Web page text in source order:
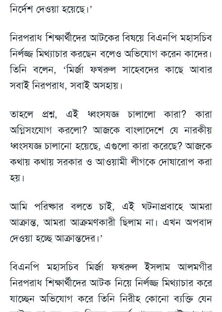
নির্দেশ দেওয়া হয়েছে।’
নিরপরাধ শিক্ষার্থীদের আটকের বিষয়ে বিএনপি মহাসচিব
নির্লজ্জ মিথ্যাচার করছেন বলেও অভিযোগ করেন কাদের।
তিনি বলেন, ‘মির্জা ফখরুল সাহেবদের কাছে আবার
সবাই নিরপরাধ, সবাই অসহায়।
তাহলে প্রশ্ন, এই ধ্বংসযজ্ঞ চালালো কারা? কারা
অগ্নিসংযোগ করলো? আজকে বাংলাদেশে যে নারকীয়
ধ্বংসযজ্ঞ চালানো হয়েছে, এগুলো কারা করেছে? আজকে
কথায় কথায় সরকার ও আওয়ামী লীগকে দোষারোপ করা
হয়।
আমি পরিষ্কার বলতে চাই, এই ঘটনাপ্রবাহে আমরা
আক্রান্ত, আমরা আক্রমণকারী ছিলাম না। এখন অপবাদ
দেওয়া হচ্ছে আক্রান্তদের।’
বিএনপি মহাসচিব মির্জা ফখরুল ইসলাম আলমগীর
নিরপরাধ শিক্ষার্থীদের আটক নিয়ে নির্লজ্জ মিথ্যাচার করে
যাচ্ছেন অভিযোগ করে তিনি নিরীহ কোনো ব্যক্তি যেন